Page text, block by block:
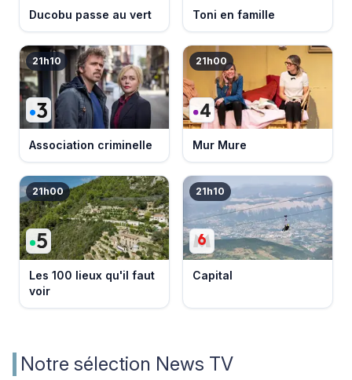
Ducobu passe au vert Toni en famille
21h10
Association criminelle
21h00
Mur Mure
21h00
Les 100 lieux qu'il faut
voir
21h10
Capital
Notre sélection News TV